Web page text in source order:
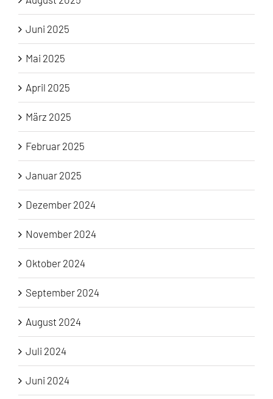
Juni 2025
Mai 2025
April 2025
März 2025
Februar 2025
Januar 2025
Dezember 2024
November 2024
Oktober 2024
September 2024
August 2024
Juli 2024
Juni 2024